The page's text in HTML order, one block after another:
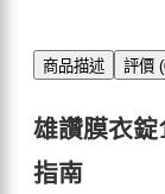
商品描述 評價
雄讚膜衣錠
指南